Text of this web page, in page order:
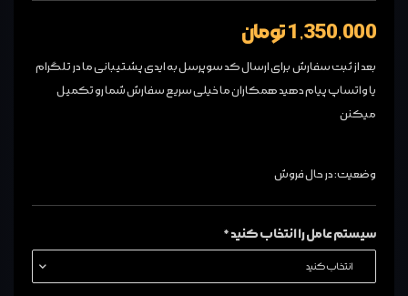
1,350,000 تومان
بعد از ثبت سفارش برای ارسال کد سوپرسل به ایدی پشتیبانی ما در تلگرام
یا واتساپ پیام دهید همکاران ما خیلی سریع سفارش شما رو تکمیل
میکنن
وضعیت: در حال فروش
سیستم عامل را انتخاب کنید *